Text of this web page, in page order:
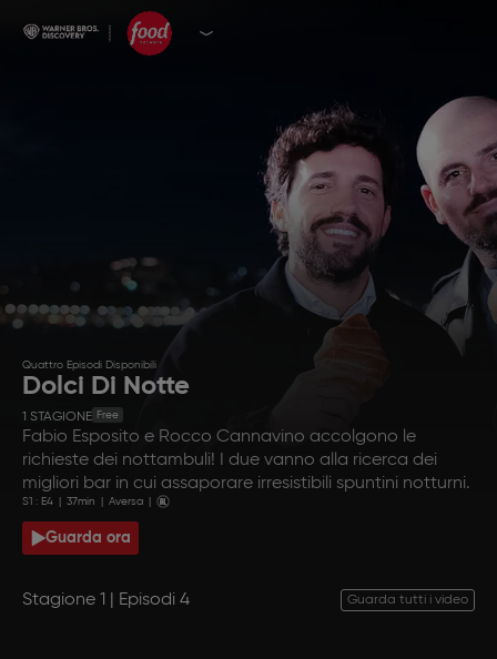
Quattro Episodi Disponibili
Dolci Di Notte
1 STAGIONE Free
Fabio Esposito e Rocco Cannavino accolgono le
richieste dei nottambuli! I due vanno alla ricerca dei
migliori bar in cui assaporare irresistibili spuntini notturni.
S1 : E4 37min Aversa
Guarda ora
Stagione 1 | Episodi 4 Guarda tutti i video